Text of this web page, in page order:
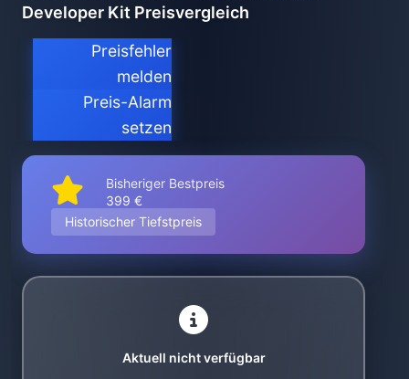
Developer Kit Preisvergleich
Preisfehler
melden
Preis-Alarm
setzen
Bisheriger Bestpreis
399 €
Historischer Tiefstpreis
Aktuell nicht verfügbar